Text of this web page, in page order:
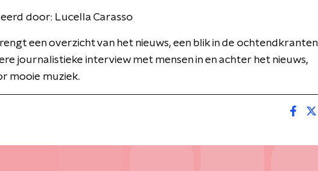
door: Lucella Carasso
een overzicht van het nieuws, een blik in de ochtendkranten
journalistieke interview met mensen in en achter het nieuws,
mooie muziek.